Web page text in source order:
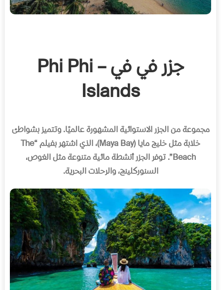
جزر في في – Phi Phi
Islands
مجموعة من الجزر الاستوائية المشهورة عالميًا.وتتميز بشواطئ
خلابة مثل خليج مايا(Maya Bay) ، الذي اشتهر بفيلم “The
Beach”. توفر الجزر أنشطة مائية متنوعة مثل الغوص،
السنوركلينج، والرحلات البحرية.